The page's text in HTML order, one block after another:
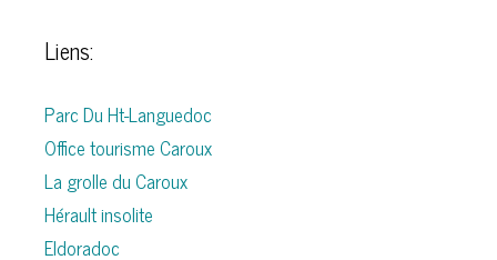
Liens:
Parc Du Ht-Languedoc
Office tourisme Caroux
La grolle du Caroux
Hérault insolite
Eldoradoc